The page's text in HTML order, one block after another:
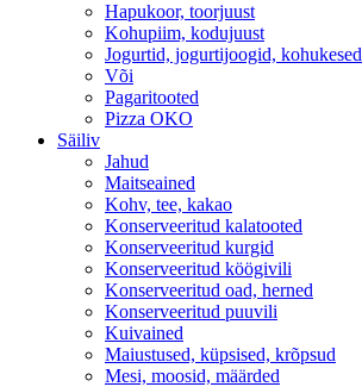
Hapukoor, toorjuust
Kohupiim, kodujuust
Jogurtid, jogurtijoogid, kohukesed
Või
Pagaritooted
Pizza OKO
Säiliv
Jahud
Maitseained
Kohv, tee, kakao
Konserveeritud kalatooted
Konserveeritud kurgid
Konserveeritud köögivili
Konserveeritud oad, herned
Konserveeritud puuvili
Kuivained
Maiustused, küpsised, krõpsud
Mesi, moosid, määrded